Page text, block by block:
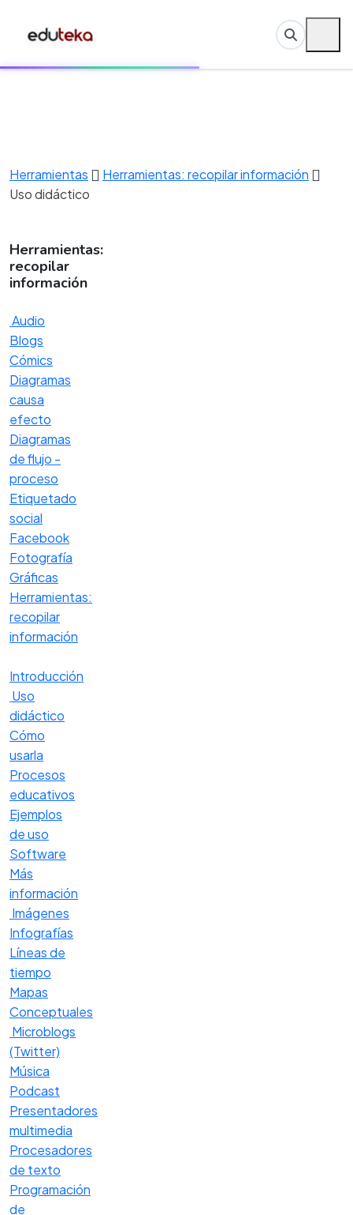
Herramientas
Herramientas: recopilar información
Uso didáctico
Herramientas:
recopilar
información
Audio
Blogs
Cómics
Diagramas
causa
efecto
Diagramas
de flujo -
proceso
Etiquetado
social
Facebook
Fotografía
Gráficas
Herramientas:
recopilar
información
Introducción
Uso
didáctico
Cómo
usarla
Procesos
educativos
Ejemplos
de uso
Software
Más
información
Imágenes
Infografías
Líneas de
tiempo
Mapas
Conceptuales
Microblogs
(Twitter)
Música
Podcast
Presentadores
multimedia
Procesadores
de texto
Programación
de